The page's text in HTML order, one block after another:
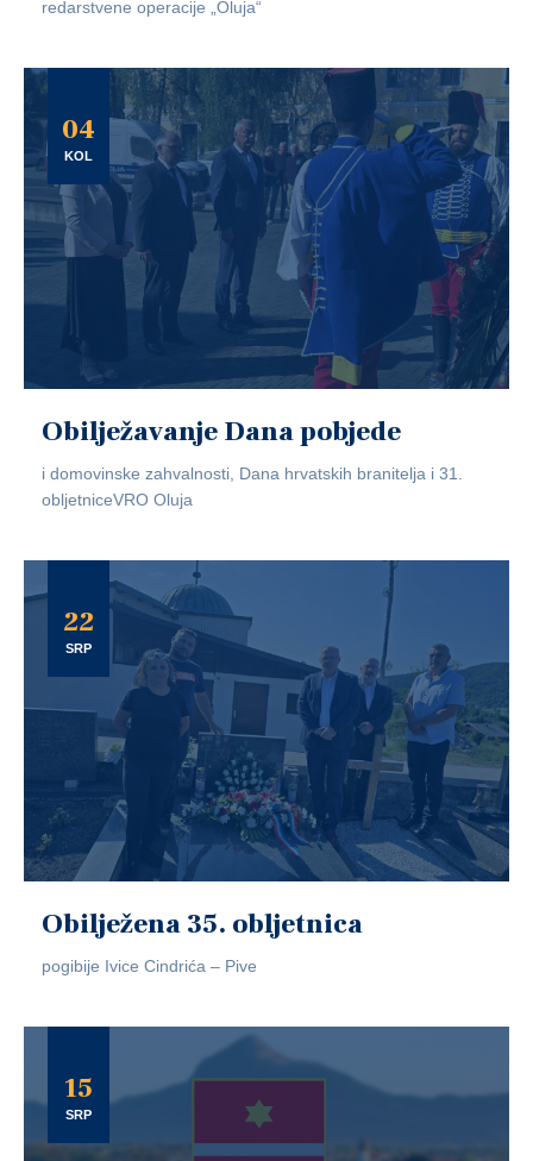
redarstvene operacije „Oluja“
04
KOL
Obilježavanje Dana pobjede
i domovinske zahvalnosti, Dana hrvatskih branitelja i 31.
obljetniceVRO Oluja
22
SRP
Obilježena 35. obljetnica
pogibije Ivice Cindrića – Pive
15
SRP